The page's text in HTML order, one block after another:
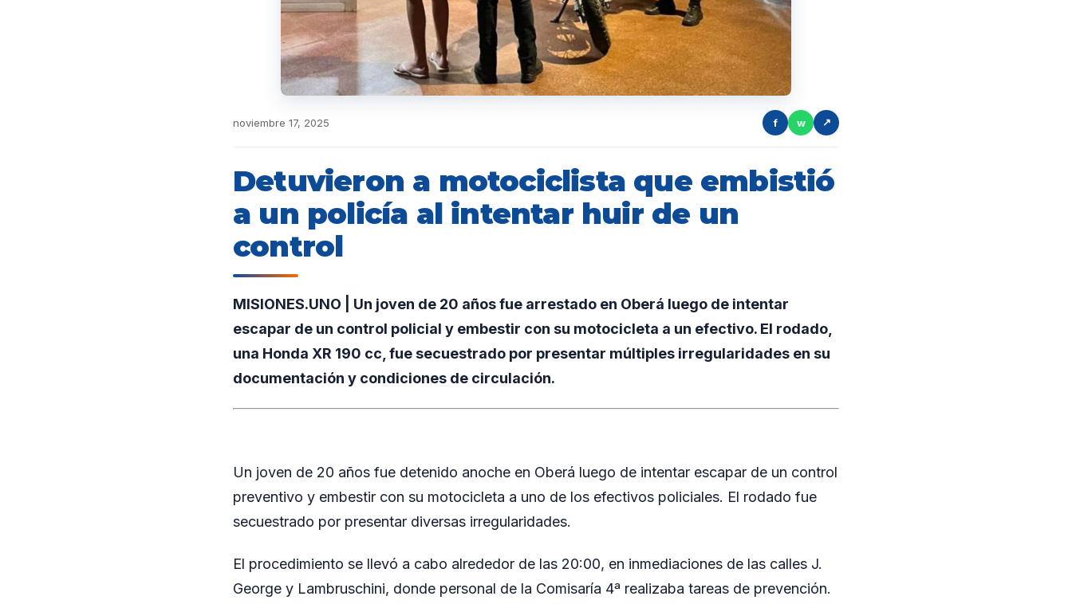
noviembre 17, 2025 f w ↗
Detuvieron a motociclista que embistió
a un policía al intentar huir de un
control
MISIONES.UNO | Un joven de 20 años fue arrestado en Oberá luego de intentar
escapar de un control policial y embestir con su motocicleta a un efectivo. El rodado,
una Honda XR 190 cc, fue secuestrado por presentar múltiples irregularidades en su
documentación y condiciones de circulación.
Un joven de 20 años fue detenido anoche en Oberá luego de intentar escapar de un control
preventivo y embestir con su motocicleta a uno de los efectivos policiales. El rodado fue
secuestrado por presentar diversas irregularidades.
El procedimiento se llevó a cabo alrededor de las 20:00, en inmediaciones de las calles J.
George y Lambruschini, donde personal de la Comisaría 4ª realizaba tareas de prevención.